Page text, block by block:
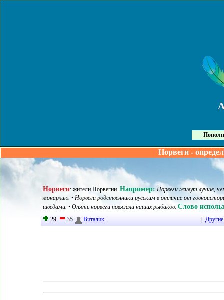
Норвеги -
Норвеги: жители Норвегии. Например: Норвеги живут лучше,
монархию. • Норвеги родственники русским в отличие от
шведами. • Опять норвеги повязали наших рыбаков. Слово
29 35 Виталик